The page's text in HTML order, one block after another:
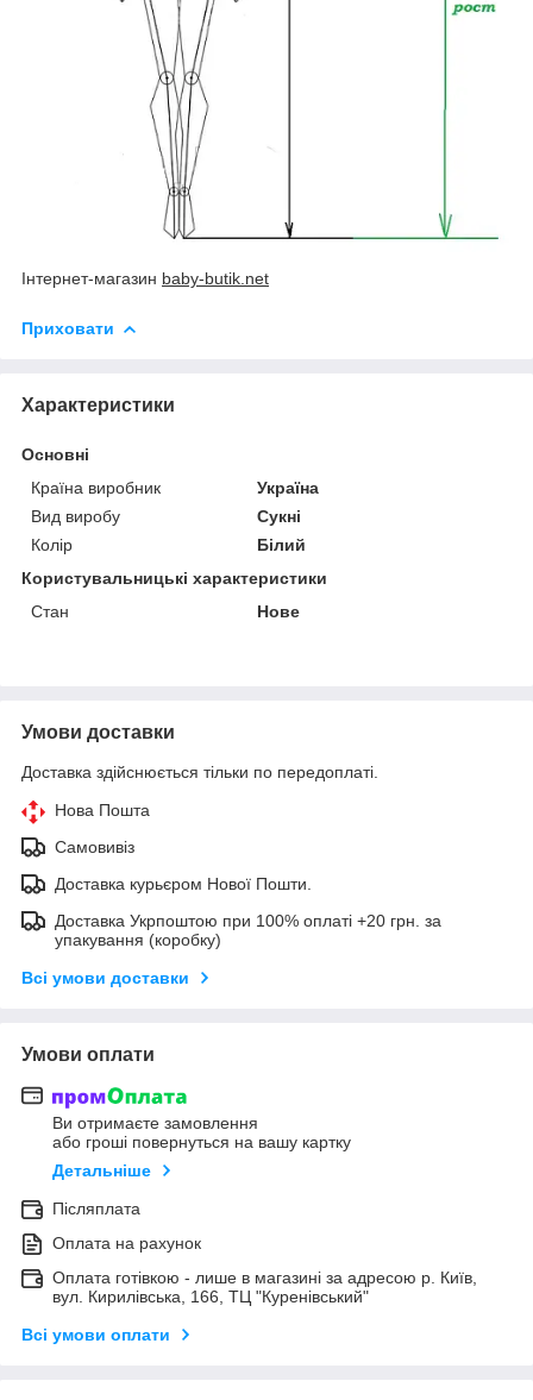
Інтернет-магазин baby-butik.net
Приховати
Характеристики
Основні
Країна виробник
Україна
Вид виробу
Сукні
Колір
Білий
Користувальницькі характеристики
Стан
Нове
Умови доставки
Доставка здійснюється тільки по передоплаті.
Нова Пошта
Самовивіз
Доставка курьєром Нової Пошти.
Доставка Укрпоштою при 100% оплаті +20 грн. за
упакування (коробку)
Всі умови доставки
Умови оплати
Ви отримаєте замовлення
або гроші повернуться на вашу картку
Детальніше
Післяплата
Оплата на рахунок
Оплата готівкою - лише в магазині за адресою р. Київ,
вул. Кирилівська, 166, ТЦ "Куренівський"
Всі умови оплати